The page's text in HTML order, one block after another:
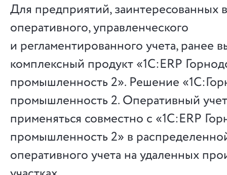
Для предприятий, заинтересованных
оперативного, управленческого
и регламентированного учета, ранее
комплексный продукт «1С:ERP
промышленность 2». Решение
промышленность 2. Оперативный
применяться совместно с «1С:ERP
промышленность 2» в
оперативного учета на удаленных